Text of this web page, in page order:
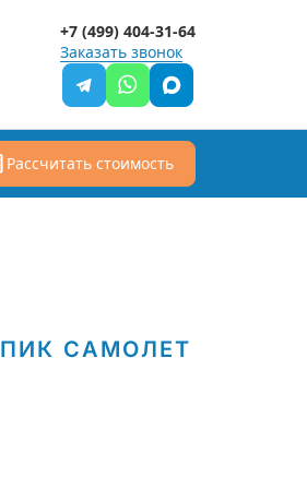
Заказать звонок
+7 (499) 404-31-64
Рассчитать стоимость
ПИК САМОЛЕТ